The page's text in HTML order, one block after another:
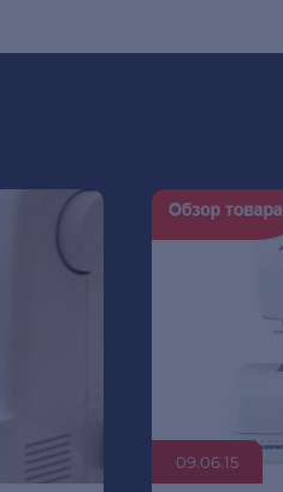
09.06.15